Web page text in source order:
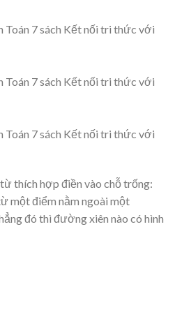
thích hợp điền vào chỗ trống:
một điểm nằm ngoài một
đó thì đường xiên nào có hình